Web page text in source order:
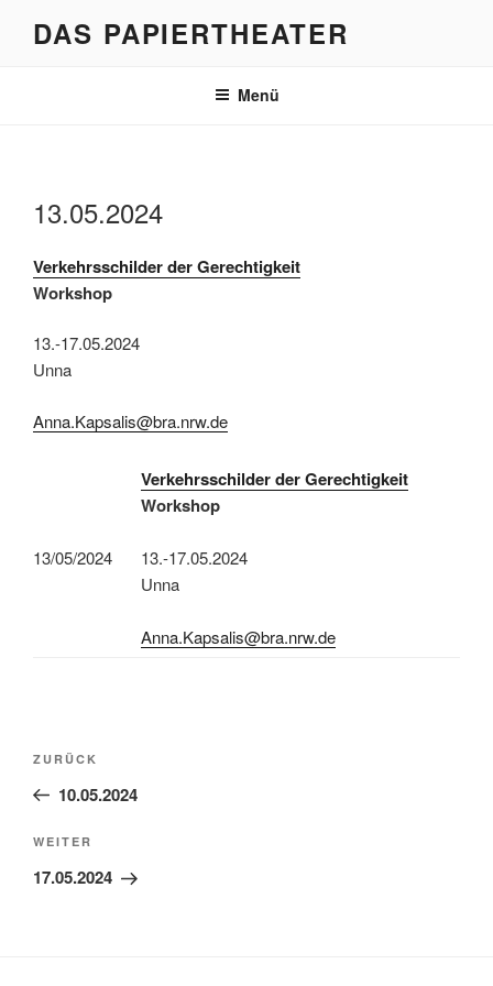
DAS PAPIERTHEATER
Menü
13.05.2024
Verkehrsschilder der Gerechtigkeit
Workshop
13.-17.05.2024
Unna
Anna.Kapsalis@bra.nrw.de
13/05/2024
Verkehrsschilder der Gerechtigkeit
Workshop
13.-17.05.2024
Unna
Anna.Kapsalis@bra.nrw.de
Beitragsnavigation
Vorheriger
Beitrag
ZURÜCK
10.05.2024
Nächster
Beitrag
WEITER
17.05.2024